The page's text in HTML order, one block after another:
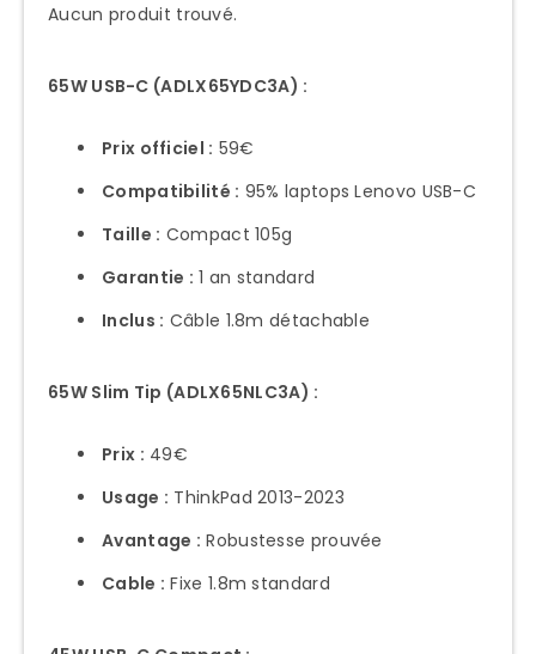
Aucun produit trouvé.
65W USB-C (ADLX65YDC3A) :
Prix officiel : 59€
Compatibilité : 95% laptops Lenovo USB-C
Taille : Compact 105g
Garantie : 1 an standard
Inclus : Câble 1.8m détachable
65W Slim Tip (ADLX65NLC3A) :
Prix : 49€
Usage : ThinkPad 2013-2023
Avantage : Robustesse prouvée
Cable : Fixe 1.8m standard